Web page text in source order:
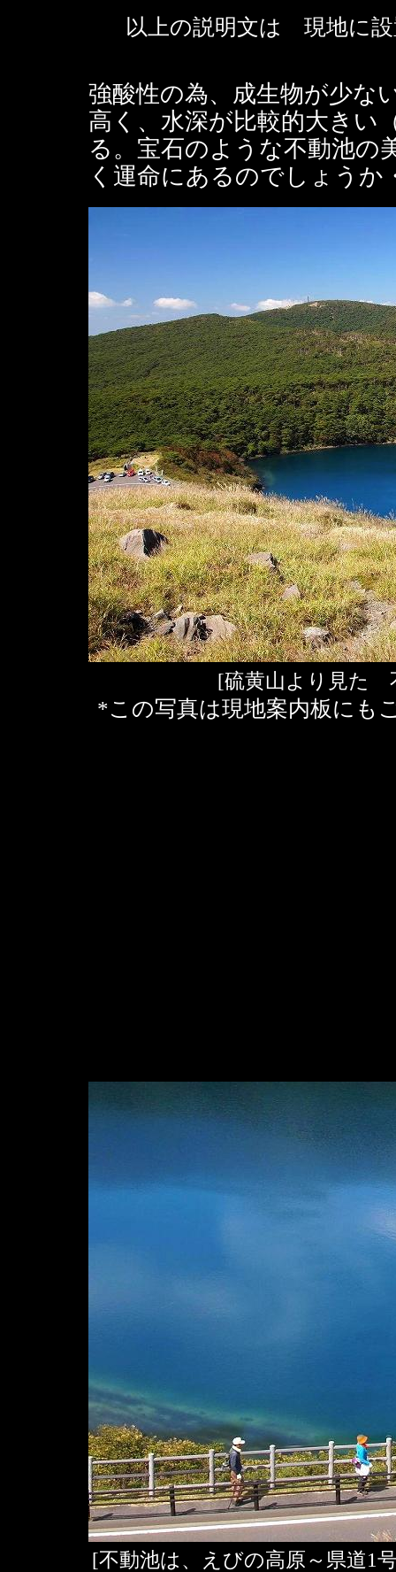
以上の説明文は 現地に
強酸性の為、成生物が少な
高く、水深が比較的大きい
る。宝石のような不動池の
く運命にあるのでしょうか
[硫黄山より見た
*この写真は現地案内板に
[不動池は、えびの高原～県道1